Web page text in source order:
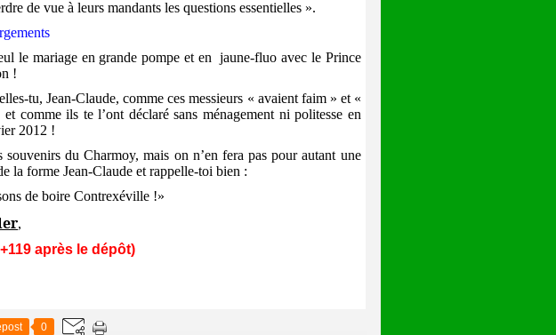
de vue à leurs mandants les questions essentielles ».
le mariage en grande pompe et en
jaune-fluo avec le Prince
!
tu, Jean-Claude, comme ces messieurs « avaient faim » et «
comme ils te l’ont déclaré sans ménagement ni politesse en
2012 !
du Charmoy, mais on n’en fera pas pour autant une
la forme Jean-Claude et rappelle-toi bien :
de boire Contrexéville !»
,
après le dépôt)
0